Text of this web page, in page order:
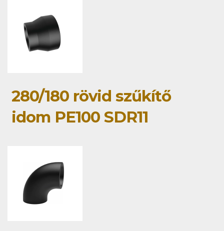
280/180 rövid szűkítő
idom PE100 SDR11